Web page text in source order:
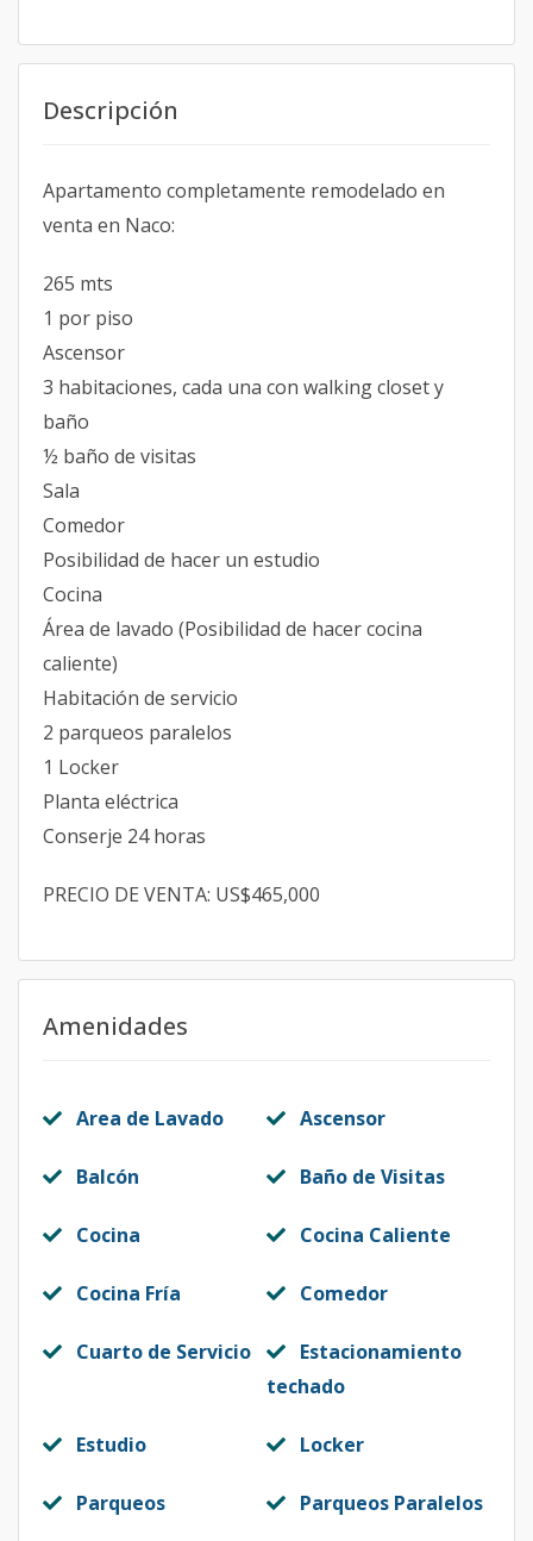
Descripción
Apartamento completamente remodelado en
venta en Naco:
265 mts
1 por piso
Ascensor
3 habitaciones, cada una con walking closet y
baño
½ baño de visitas
Sala
Comedor
Posibilidad de hacer un estudio
Cocina
Área de lavado (Posibilidad de hacer cocina
caliente)
Habitación de servicio
2 parqueos paralelos
1 Locker
Planta eléctrica
Conserje 24 horas
PRECIO DE VENTA: US$465,000
Amenidades
Area de Lavado Ascensor
Balcón Baño de Visitas
Cocina Cocina Caliente
Cocina Fría Comedor
Cuarto de Servicio
Estacionamiento
techado
Estudio Locker
Parqueos Parqueos Paralelos